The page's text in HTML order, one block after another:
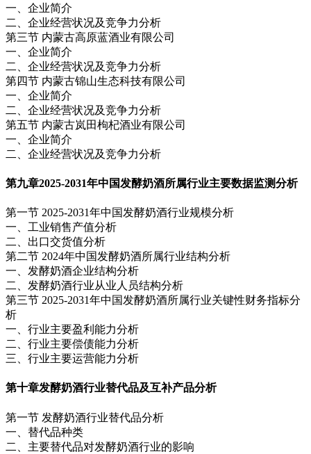
一、企业简介
二、企业经营状况及竞争力分析
第三节 内蒙古高原蓝酒业有限公司
一、企业简介
二、企业经营状况及竞争力分析
第四节 内蒙古锦山生态科技有限公司
一、企业简介
二、企业经营状况及竞争力分析
第五节 内蒙古岚田枸杞酒业有限公司
一、企业简介
二、企业经营状况及竞争力分析
第九章2025-2031年中国发酵奶酒所属行业主要数据监测分析
第一节 2025-2031年中国发酵奶酒行业规模分析
一、工业销售产值分析
二、出口交货值分析
第二节 2024年中国发酵奶酒所属行业结构分析
一、发酵奶酒企业结构分析
二、发酵奶酒行业从业人员结构分析
第三节 2025-2031年中国发酵奶酒所属行业关键性财务指标分
析
一、行业主要盈利能力分析
二、行业主要偿债能力分析
三、行业主要运营能力分析
第十章发酵奶酒行业替代品及互补产品分析
第一节 发酵奶酒行业替代品分析
一、替代品种类
二、主要替代品对发酵奶酒行业的影响